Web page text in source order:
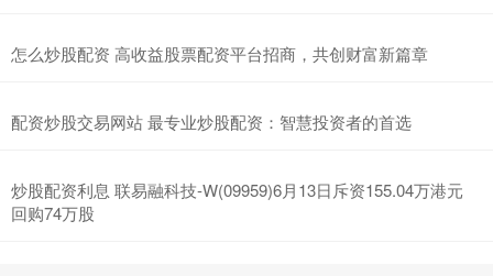
怎么炒股配资 高收益股票配资平台招商，共创财富新篇章
配资炒股交易网站 最专业炒股配资：智慧投资者的首选
炒股配资利息 联易融科技-W(09959)6月13日斥资155.04万港元
回购74万股